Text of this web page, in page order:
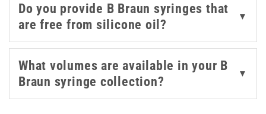
Do you provide B Braun syringes that
are free from silicone oil?
▼
What volumes are available in your B
Braun syringe collection?
▼